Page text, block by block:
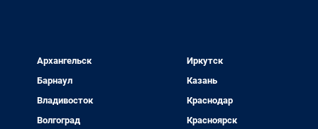
Архангельск
Барнаул
Владивосток
Волгоград
Иркутск
Казань
Краснодар
Красноярск